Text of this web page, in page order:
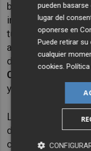
basada en la
innovación,
turismo local. Al
alcalde de
diputado provincial
Clausell
y otros miembros
La concejal de
destacado que "la
cita consolidada
pueden
lugar del
oponerse en
Puede retirar
cualquier
cookies .